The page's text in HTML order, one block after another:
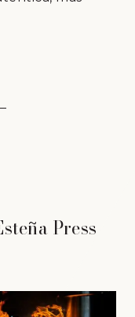
Press